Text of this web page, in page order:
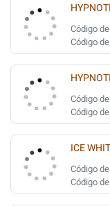
Código
Código
Código
Código
ICE
Código
Código